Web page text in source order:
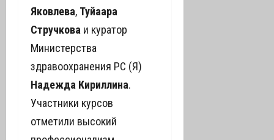
Яковлева, Туйаара
Стручкова и куратор
Министерства
здравоохранения РС (Я)
Надежда Кириллина.
Участники курсов
отметили высокий